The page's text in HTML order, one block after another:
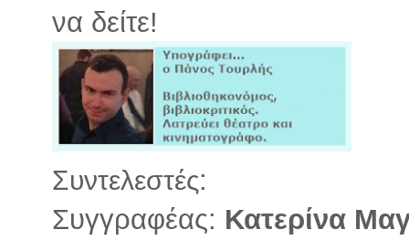
να δείτε!
Συντελεστές:
Συγγραφέας: Κατερίνα